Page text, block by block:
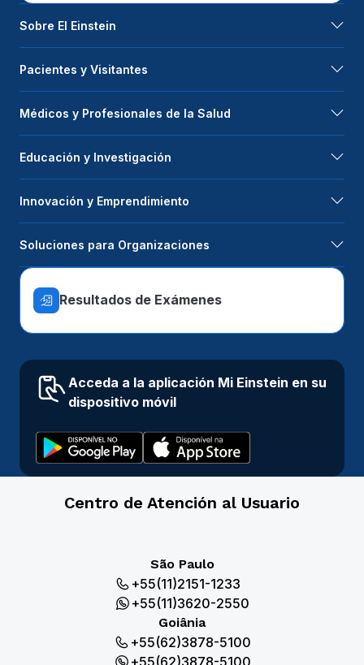
Sobre El Einstein
Pacientes y Visitantes
Médicos y Profesionales de la Salud
Educación y Investigación
Innovación y Emprendimiento
Soluciones para Organizaciones
Resultados de Exámenes
Acceda a la aplicación Mi Einstein en su
dispositivo móvil
Centro de Atención al Usuario
São Paulo
+55(11)2151-1233
+55(11)3620-2550
Goiânia
+55(62)3878-5100
+55(62)3878-5100